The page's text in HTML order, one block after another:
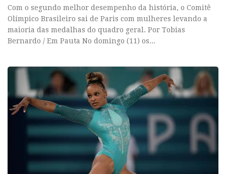
Com o segundo melhor desempenho da história, o Comitê
Olímpico Brasileiro sai de Paris com mulheres levando a
maioria das medalhas do quadro geral. Por Tobias
Bernardo / Em Pauta No domingo (11) os...